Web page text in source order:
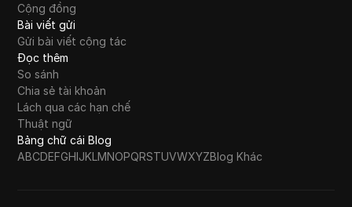
Cộng đồng
Bài viết gửi
Gửi bài viết cộng tác
Đọc thêm
So sánh
Chia sẻ tài khoản
Lách qua các hạn chế
Thuật ngữ
Bảng chữ cái Blog
ABCDEFGHIJKLMNOPQRSTUVWXYZBlog Khác